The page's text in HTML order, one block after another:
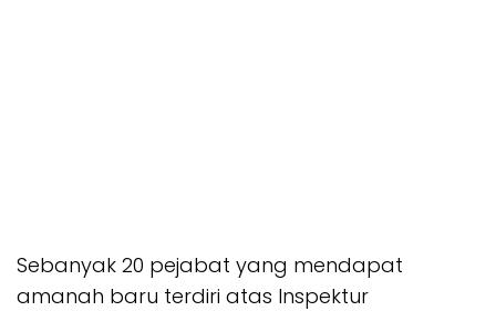
Sebanyak 20 pejabat yang mendapat
amanah baru terdiri atas Inspektur